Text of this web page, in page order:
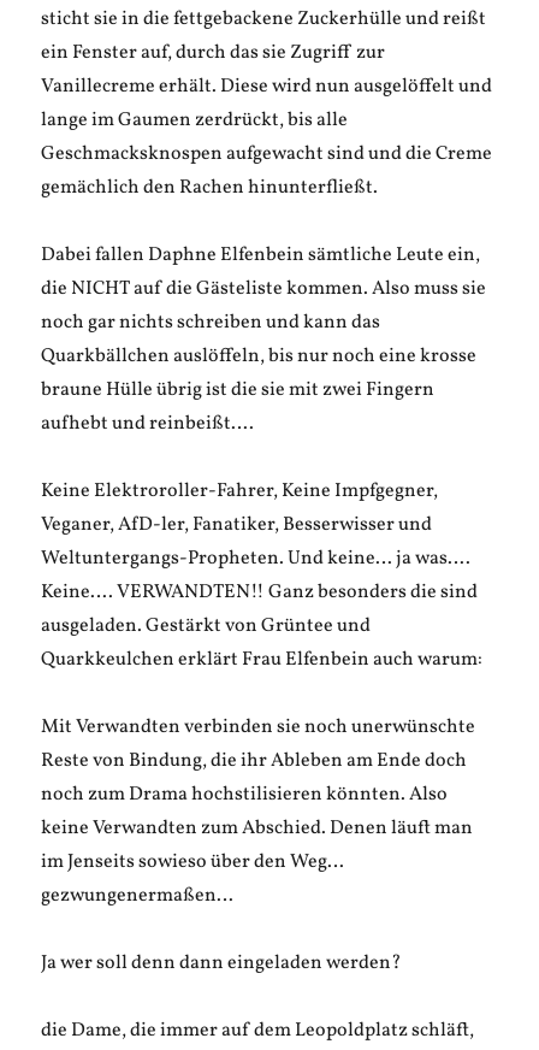
sticht sie in die fettgebackene Zuckerhülle und reißt
ein Fenster auf, durch das sie Zugriff zur
Vanillecreme erhält. Diese wird nun ausgelöffelt und
lange im Gaumen zerdrückt, bis alle
Geschmacksknospen aufgewacht sind und die Creme
gemächlich den Rachen hinunterfließt.
Dabei fallen Daphne Elfenbein sämtliche Leute ein,
die NICHT auf die Gästeliste kommen. Also muss sie
noch gar nichts schreiben und kann das
Quarkbällchen auslöffeln, bis nur noch eine krosse
braune Hülle übrig ist die sie mit zwei Fingern
aufhebt und reinbeißt….
Keine Elektroroller-Fahrer, Keine Impfgegner,
Veganer, AfD-ler, Fanatiker, Besserwisser und
Weltuntergangs-Propheten. Und keine… ja was….
Keine…. VERWANDTEN!! Ganz besonders die sind
ausgeladen. Gestärkt von Grüntee und
Quarkkeulchen erklärt Frau Elfenbein auch warum:
Mit Verwandten verbinden sie noch unerwünschte
Reste von Bindung, die ihr Ableben am Ende doch
noch zum Drama hochstilisieren könnten. Also
keine Verwandten zum Abschied. Denen läuft man
im Jenseits sowieso über den Weg…
gezwungenermaßen…
Ja wer soll denn dann eingeladen werden?
die Dame, die immer auf dem Leopoldplatz schläft,